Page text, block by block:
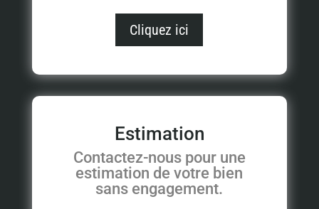
Cliquez ici
Estimation
Contactez-nous pour une
estimation de votre bien
sans engagement.